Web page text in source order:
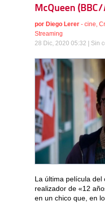
McQueen
por Diego Lerer - cine,
Streaming
28 Dic, 2020 05:32 | Sin
La última película del
realizador de «12
en un chico que, en